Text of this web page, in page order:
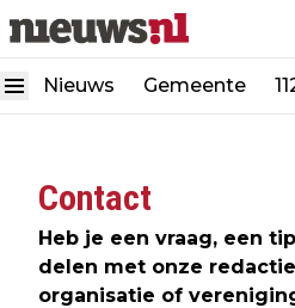
Nieuws Gemeente
Contact
Heb je een vraag, een
delen met onze
organisatie of